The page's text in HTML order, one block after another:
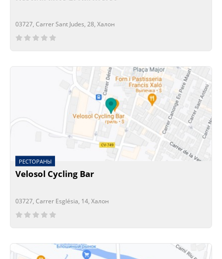
03727, Carrer Sant Judes, 28, Халон
Сейчас открыто!
Сейчас закрыто!
РЕСТОРАНЫ
Velosol Cycling Bar
03727, Carrer Església, 14, Халон
Сейчас открыто!
Сейчас закрыто!